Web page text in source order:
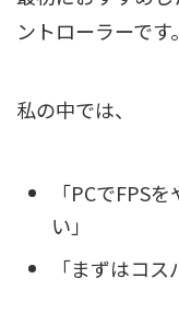
ントローラーです。
私の中では、
「PCでFPS
い」
「まずはコ